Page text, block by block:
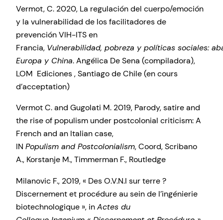
Vermot, C. 2020, La regulación del cuerpo/emoción
y la vulnerabilidad de los facilitadores de
prevención VIH-ITS en
Francia, Vulnerabilidad, pobreza y políticas sociales:
Europa y China. Angélica De Sena (compiladora),
LOM Ediciones , Santiago de Chile (en cours
d’acceptation)
Vermot C. and Gugolati M. 2019, Parody, satire and
the rise of populism under postcolonial criticism: A
French and an Italian case,
IN Populism and Postcolonialism, Coord, Scribano
A., Korstanje M., Timmerman F., Routledge
Milanovic F., 2019, « Des O.V.N.I sur terre ?
Discernement et procédure au sein de l’ingénierie
biotechnologique », inActes du